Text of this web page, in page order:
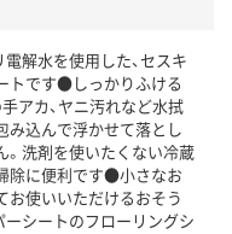
解水を使用した、セスキ
トです●しっかりふける
アカ、ヤニ汚れなど水拭
み込んで浮かせて落とし
洗剤を使いたくない冷蔵
除に便利です●小さなお
お使いいただけるおそう
シートのフローリングシ